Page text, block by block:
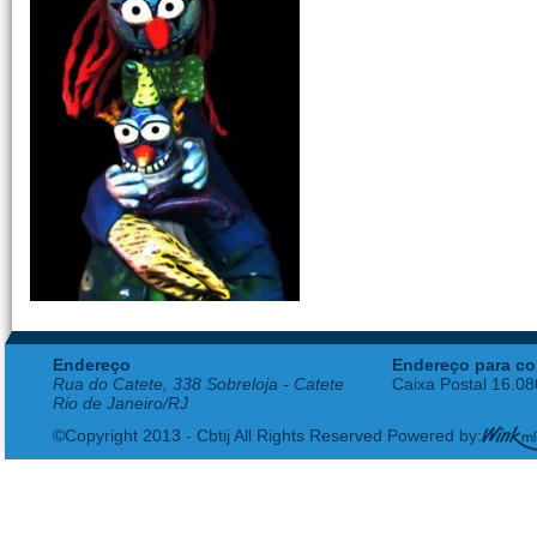
Endereço
Rua do Catete, 338 Sobreloja - Catete
Rio de Janeiro/RJ
Endereço para
Caixa Postal
©Copyright 2013 - Cbtij All Rights Reserved Powered by: